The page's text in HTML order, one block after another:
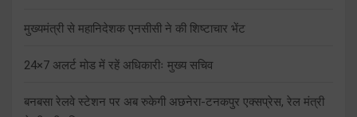
मुख्यमंत्री से महानिदेशक एनसीसी ने की शिष्टाचार भेंट
24×7 अलर्ट मोड में रहें अधिकारीः मुख्य सचिव
बनबसा रेलवे स्टेशन पर अब रुकेगी अछनेरा-टनकपुर एक्सप्रेस, रेल मंत्री